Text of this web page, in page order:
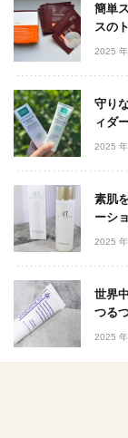
簡単
スの
2025
守り
ィダ
2025
素肌
ーシ
2025
世界
つる
2025